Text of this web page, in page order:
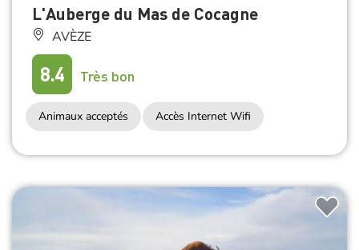
L'Auberge du Mas de Cocagne
AVÈZE
8.4 Très bon
Animaux acceptés Accès Internet Wifi